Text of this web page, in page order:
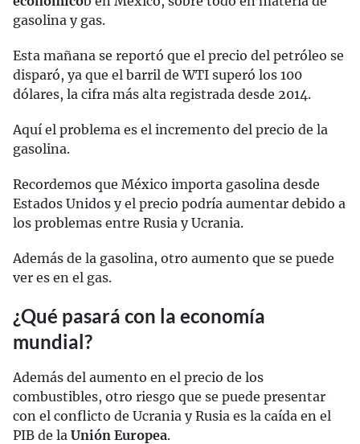
gasolina y gas.
Esta mañana se reportó que el precio del petróleo se
disparó, ya que el barril de WTI superó los 100
dólares, la cifra más alta registrada desde 2014.
Aquí el problema es el incremento del precio de la
gasolina.
Recordemos que México importa gasolina desde
Estados Unidos y el precio podría aumentar debido a
los problemas entre Rusia y Ucrania.
Además de la gasolina, otro aumento que se puede
ver es en el gas.
¿Qué pasará con la economía
mundial?
Además del aumento en el precio de los
combustibles, otro riesgo que se puede presentar
con el conflicto de Ucrania y Rusia es la caída en el
PIB de la Unión Europea.